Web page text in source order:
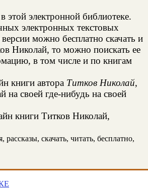
этой электронной библиотеке.
электронных текстовых
можно бесплатно скачать и
Николай, то можно поискать ее
в том числе и по книгам
книги автора Титков Николай,
своей где-нибудь на своей
книги Титков Николай,
скачать, читать, бесплатно,